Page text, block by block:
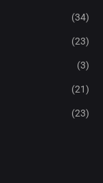
(34)
(23)
(3)
(21)
(23)